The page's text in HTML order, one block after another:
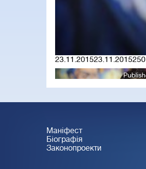
Posted
on
23.11.201523.11.2015Full
size
Маніфест
Біографія
Законопроекти